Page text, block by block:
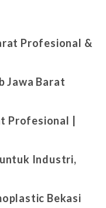
Profesional &
Jawa Barat
Profesional |
Industri,
Bekasi